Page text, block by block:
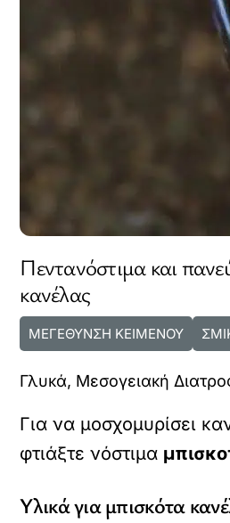
Πεντανόστιμα και
κανέλας
ΜΕΓΕΘΥΝΣΗ ΚΕΙΜΕΝΟΥ
Γλυκά, Μεσογειακή
Για να μοσχομυρίσει
φτιάξτε νόστιμα
Υλικά για μπισκότα